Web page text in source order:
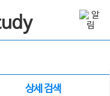
상세 검색